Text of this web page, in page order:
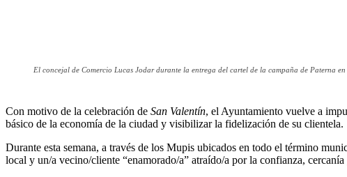
El concejal de Comercio Lucas Jodar durante la entrega del cartel de la campaña de Paterna
Con motivo de la celebración de San Valentín, el Ayuntamiento vuelve a
básico de la economía de la ciudad y visibilizar la fidelización de su clientela.
Durante esta semana, a través de los Mupis ubicados en todo el término
local y un/a vecino/cliente “enamorado/a” atraído/a por la confianza,